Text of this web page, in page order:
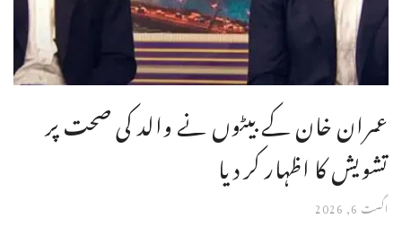
عمران خان کے بیٹوں نے والد کی صحت پر
تشویش کا اظہار کر دیا
اگست 6, 2026